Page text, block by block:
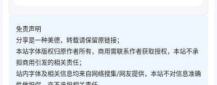
免责声明
分享是一种美德，转载请保留原链接；
本站字体版权归原作者所有，商用需联系作者获取授权，本站不承
担商用引发的相关责任；
站内字体及相关信息均来自网络搜集/网友提供，本站不对信息准确